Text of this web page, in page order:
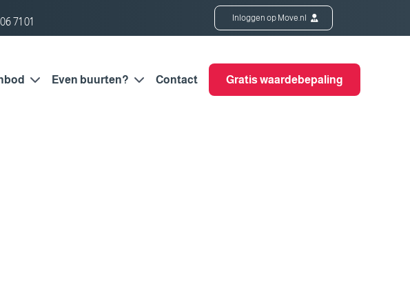
71 01 Inloggen op Move.nl
Even buurten? Contact Gratis waardebepaling